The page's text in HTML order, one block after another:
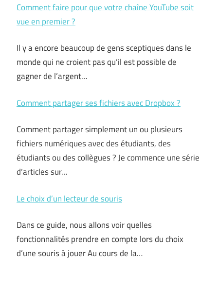
Comment faire pour que votre chaîne YouTube soit
vue en premier ?
Il y a encore beaucoup de gens sceptiques dans le
monde qui ne croient pas qu’il est possible de
gagner de l’argent…
Comment partager ses fichiers avec Dropbox ?
Comment partager simplement un ou plusieurs
fichiers numériques avec des étudiants, des
étudiants ou des collègues ? Je commence une série
d’articles sur…
Le choix d’un lecteur de souris
Dans ce guide, nous allons voir quelles
fonctionnalités prendre en compte lors du choix
d’une souris à jouer Au cours de la…